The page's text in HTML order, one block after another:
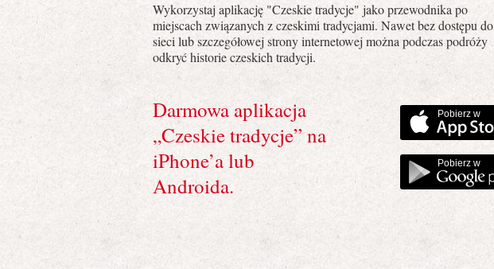
Wykorzystaj aplikację "Czeskie tradycje" jako przewodnika po
miejscach związanych z czeskimi tradycjami. Nawet bez dostępu do
sieci lub szczegółowej strony internetowej można podczas podróży
odkryć historie czeskich tradycji.
Darmowa aplikacja
„Czeskie tradycje” na
iPhone’a lub
Androida.
Pobierz w
Pobierz w